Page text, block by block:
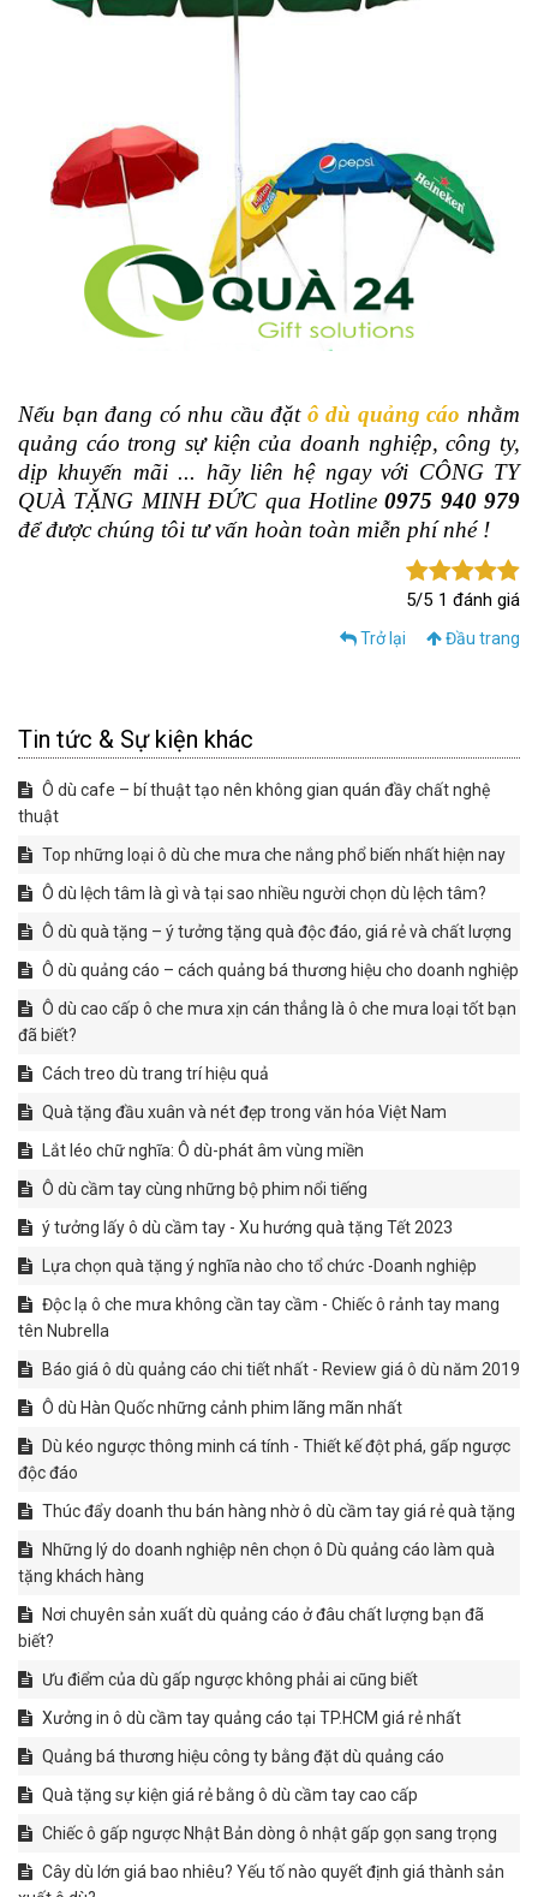
Nếu bạn đang có nhu cầu đặt ô dù quảng cáo nhằm
quảng cáo trong sự kiện của doanh nghiệp, công ty,
dịp khuyến mãi ... hãy liên hệ ngay với CÔNG TY
QUÀ TẶNG MINH ĐỨC qua Hotline0975 940 979
để được chúng tôi tư vấn hoàn toàn miễn phí nhé !
5/5 1 đánh giá
Trở lại Đầu trang
Tin tức & Sự kiện khác
Ô dù cafe – bí thuật tạo nên không gian quán đầy chất nghệ
thuật
​​​​​​​Top những loại ô dù che mưa che nắng phổ biến nhất hiện nay
Ô dù lệch tâm là gì và tại sao nhiều người chọn dù lệch tâm?
Ô dù quà tặng – ý tưởng tặng quà độc đáo, giá rẻ và chất lượng
Ô dù quảng cáo – cách quảng bá thương hiệu cho doanh nghiệp
Ô dù cao cấp ô che mưa xịn cán thẳng là ô che mưa loại tốt bạn
đã biết?
Cách treo dù trang trí hiệu quả
Quà tặng đầu xuân và nét đẹp trong văn hóa Việt Nam
Lắt léo chữ nghĩa: Ô dù-phát âm vùng miền
Ô dù cầm tay cùng những bộ phim nổi tiếng
ý tưởng lấy ô dù cầm tay - Xu hướng quà tặng Tết 2023
Lựa chọn quà tặng ý nghĩa nào cho tổ chức -Doanh nghiệp
Độc lạ ô che mưa không cần tay cầm - Chiếc ô rảnh tay mang
tên Nubrella
Báo giá ô dù quảng cáo chi tiết nhất - Review giá ô dù năm 2019
Ô dù Hàn Quốc những cảnh phim lãng mãn nhất
Dù kéo ngược thông minh cá tính - Thiết kế đột phá, gấp ngược
độc đáo
Thúc đẩy doanh thu bán hàng nhờ ô dù cầm tay giá rẻ quà tặng
Những lý do doanh nghiệp nên chọn ô Dù quảng cáo làm quà
tặng khách hàng
Nơi chuyên sản xuất dù quảng cáo ở đâu chất lượng bạn đã
biết?
Ưu điểm của dù gấp ngược không phải ai cũng biết
Xưởng in ô dù cầm tay quảng cáo tại TP.HCM giá rẻ nhất
Quảng bá thương hiệu công ty bằng đặt dù quảng cáo
Quà tặng sự kiện giá rẻ bằng ô dù cầm tay cao cấp
Chiếc ô gấp ngược Nhật Bản dòng ô nhật gấp gọn sang trọng
Cây dù lớn giá bao nhiêu? Yếu tố nào quyết định giá thành sản